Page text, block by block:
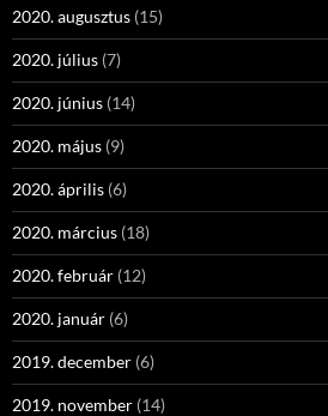
2020. augusztus (15)
2020. július (7)
2020. június (14)
2020. május (9)
2020. április (6)
2020. március (18)
2020. február (12)
2020. január (6)
2019. december (6)
2019. november (14)